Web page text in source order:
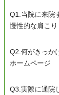
Q1.当院に来院
慢性的な肩こり
Q2.何がきっか
ホームページ
Q3.実際に通院